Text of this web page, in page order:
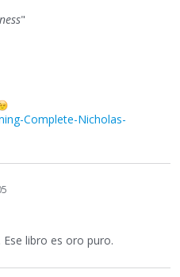
"
Complete-Nicholas-
libro es oro puro.